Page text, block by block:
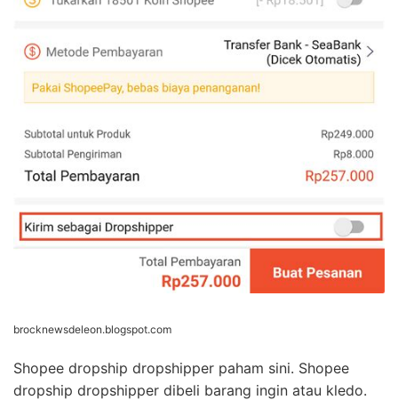
brocknewsdeleon.blogspot.com
Shopee dropship dropshipper paham sini. Shopee
dropship dropshipper dibeli barang ingin atau kledo.